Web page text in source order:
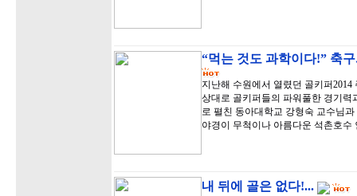
“먹는 것도 과학이다!” 축
지난해 수원에서 열렸던 골키퍼
상대로 골키퍼들의 파워풀한 경기
로 펼친 동아대학교 강형숙 교수님
야경이 무척이나 아름다운 석촌호
내 뒤에 골은 없다!...